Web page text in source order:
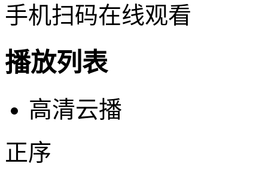
手机扫码在线观看
播放列表
高清云播
正序